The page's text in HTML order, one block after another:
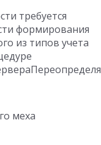
требуется
формирования
из типов учета
меха